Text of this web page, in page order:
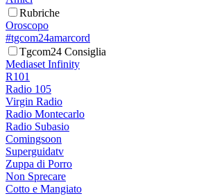
Rubriche
Oroscopo
#tgcom24amarcord
Tgcom24 Consiglia
Mediaset Infinity
R101
Radio 105
Virgin Radio
Radio Montecarlo
Radio Subasio
Comingsoon
Superguidatv
Zuppa di Porro
Non Sprecare
Cotto e Mangiato